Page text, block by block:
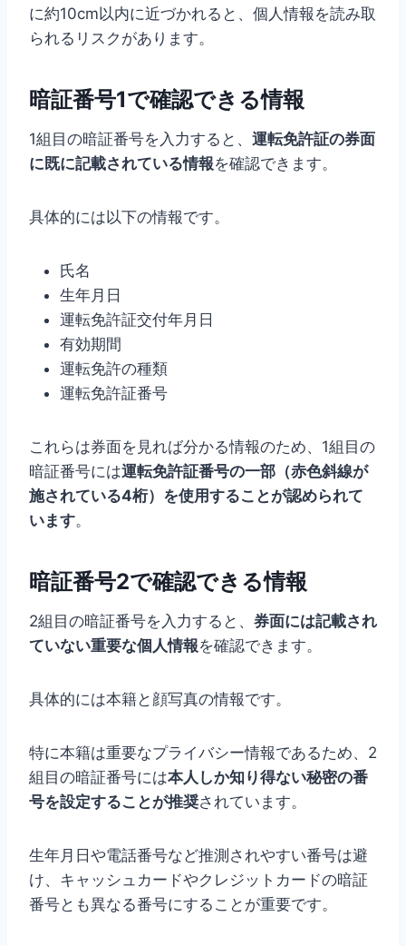
に約10cm以内に近づかれると、個人情報を読み取
られるリスクがあります。
暗証番号1で確認できる情報
1組目の暗証番号を入力すると、 運転免許証の券面
に既に記載されている情報を確認できます。
具体的には以下の情報です。
氏名
生年月日
運転免許証交付年月日
有効期間
運転免許の種類
運転免許証番号
これらは券面を見れば分かる情報のため、1組目の
暗証番号には運転免許証番号の一部（赤色斜線が
施されている4桁）を使用することが認められて
います。
暗証番号2で確認できる情報
2組目の暗証番号を入力すると、 券面には記載され
ていない重要な個人情報を確認できます。
具体的には本籍と顔写真の情報です。
特に本籍は重要なプライバシー情報であるため、2
組目の暗証番号には本人しか知り得ない秘密の番
号を設定することが推奨されています。
生年月日や電話番号など推測されやすい番号は避
け、キャッシュカードやクレジットカードの暗証
番号とも異なる番号にすることが重要です。